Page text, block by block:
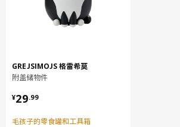
GREJSIMOJS 格雷希莫
附盖储物件
¥29.99
¥ 29.99
毛孩子的零食罐和工具箱